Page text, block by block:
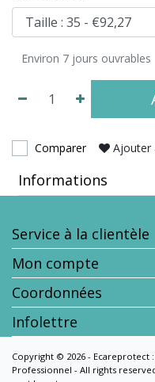
Environ 7 jours ouvrables
Comparer Ajouter
Informations
Service à la clientèle
Mon compte
Coordonnées
Infolettre
Copyright © 2026 - Ecareprotect
Professionnel - All rights